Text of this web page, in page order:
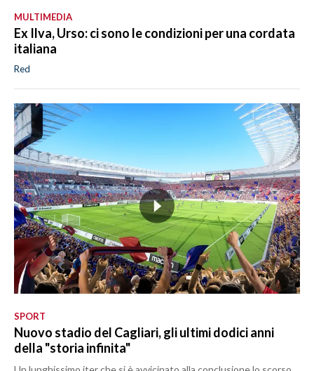
MULTIMEDIA
Ex Ilva, Urso: ci sono le condizioni per una cordata
italiana
Red
SPORT
Nuovo stadio del Cagliari, gli ultimi dodici anni
della "storia infinita"